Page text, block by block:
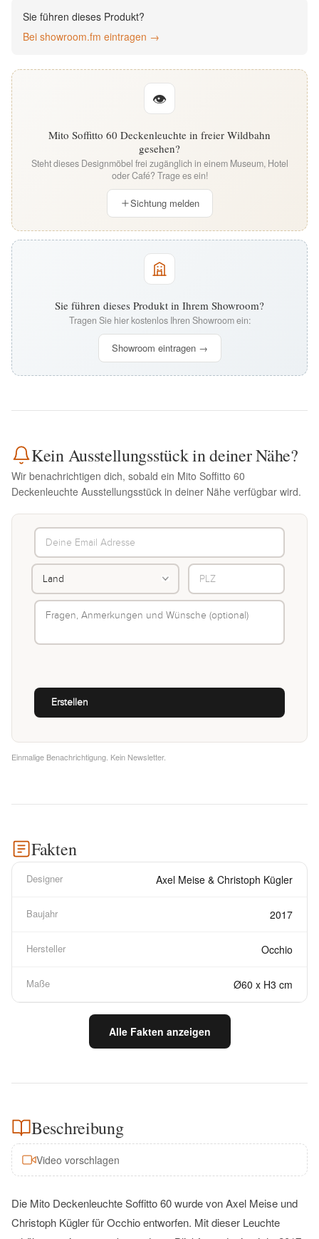
Deutsch
Sie führen dieses Produkt?
Bei showroom.fm eintragen →
👁
Mito Soffitto 60 Deckenleuchte in freier Wildbahn
gesehen?
Steht dieses Designmöbel frei zugänglich in einem Museum, Hotel
oder Café? Trage es ein!
Sichtung melden
Sie führen dieses Produkt in Ihrem Showroom?
Tragen Sie hier kostenlos Ihren Showroom ein:
Showroom eintragen →
Kein Ausstellungsstück in deiner Nähe?
Wir benachrichtigen dich, sobald ein Mito Soffitto 60
Deckenleuchte Ausstellungsstück in deiner Nähe verfügbar wird.
Einmalige Benachrichtigung. Kein Newsletter.
Fakten
Designer Axel Meise & Christoph Kügler
Baujahr 2017
Hersteller Occhio
Maße Ø60 x H3 cm
Alle Fakten anzeigen
Beschreibung
Video vorschlagen
Die Mito Deckenleuchte Soffitto 60 wurde von Axel Meise und
Christoph Kügler für Occhio entworfen. Mit dieser Leuchte